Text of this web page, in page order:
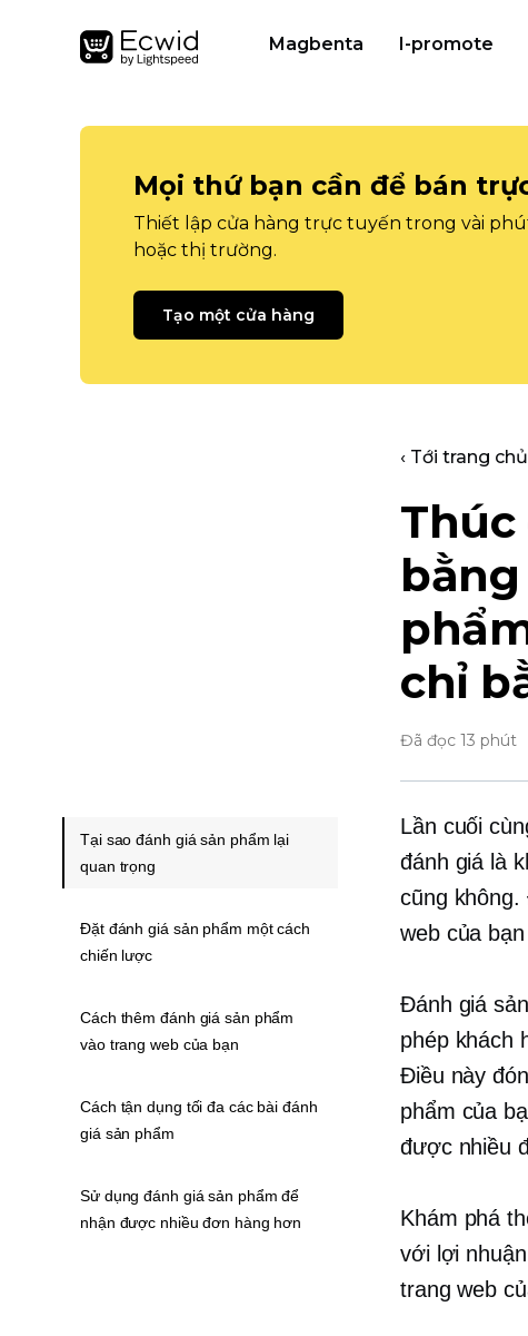
Magbenta I-promote
Mọi thứ bạn cần để bán
Thiết lập cửa hàng trực tuyến trong vài
hoặc thị trường.
Tạo một cửa hàng
‹ Tới trang
Thúc
chỉ
Đã đọc 13 phút
Lần cuối
đánh giá là
cũng
web của
Đánh giá
phép khách
Điều này
phẩm của
được nhiều
Khám phá
với lợi
trang web
Tại sao đánh giá sản phẩm lại
quan trọng
Đặt đánh giá sản phẩm một cách
chiến lược
Cách thêm đánh giá sản phẩm
vào trang web của bạn
Cách tận dụng tối đa các bài đánh
giá sản phẩm
Sử dụng đánh giá sản phẩm để
nhận được nhiều đơn hàng hơn